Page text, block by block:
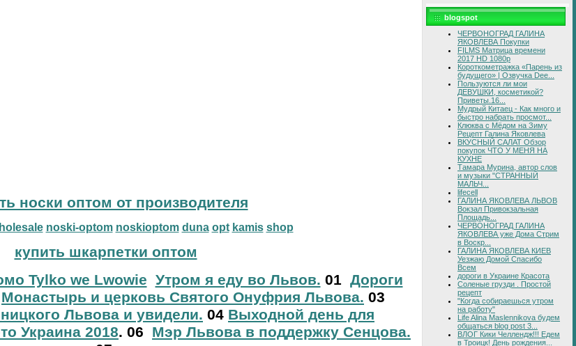
носки оптом от производителя
noski-optom noskioptom duna opt kamis shop
купить шкарпетки оптом
Tylko we Lwowie Утром я еду во Львов. 01 Дороги
Монастырь и церковь Святого Онуфрия Львова. 03
Львова и увидели. 04 Выходной день для
Украина 2018. 06 Мэр Львова в поддержку Сенцова.
blogspot
ЧЕРВОНОГРАД ГАЛИНА
ЯКОВЛЕВА Покупки
FILMS Матрица времени
2017 HD 1080p
Короткометражка «Парень из
будущего» | Озвучка Dee...
Пользуются ли мои
ДЕВУШКИ, косметикой?
Приветы.16...
Мудрый Китаец - Как много и
быстро набрать просмот...
Клюква с Мёдом на Зиму
Рецепт Галина Яковлева
ВКУСНЫЙ САЛАТ Обзор
покупок ЧТО У МЕНЯ НА
КУХНЕ
Тамара Мурина, автор слов
и музыки "СТРАННЫЙ
МАЛЬЧ...
lifecell
ГАЛИНА ЯКОВЛЕВА ЛЬВОВ
Вокзал Привокзальная
Площадь...
ЧЕРВОНОГРАД ГАЛИНА
ЯКОВЛЕВА уже Дома Стрим
в Воскр...
ГАЛИНА ЯКОВЛЕВА КИЕВ
Уезжаю Домой Спасибо
Всем
дороги в Украине Красота
Соленые грузди . Простой
рецепт
"Когда собираешься утром
на работу"
Life Alina Maslennikova будем
общаться blog post 3...
ВЛОГ Кики Челлендж!!! Едем
в Троицк! День рождения...